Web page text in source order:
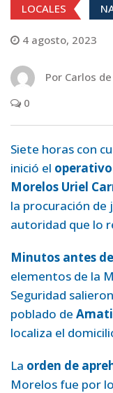
LOCALES
4 agosto, 2023
Por Carlos
0
Siete horas con
inició el
Morelos Uriel
la procuración de
autoridad que lo
Minutos antes
elementos de la
Seguridad
poblado de
localiza el
La orden de
Morelos fue por